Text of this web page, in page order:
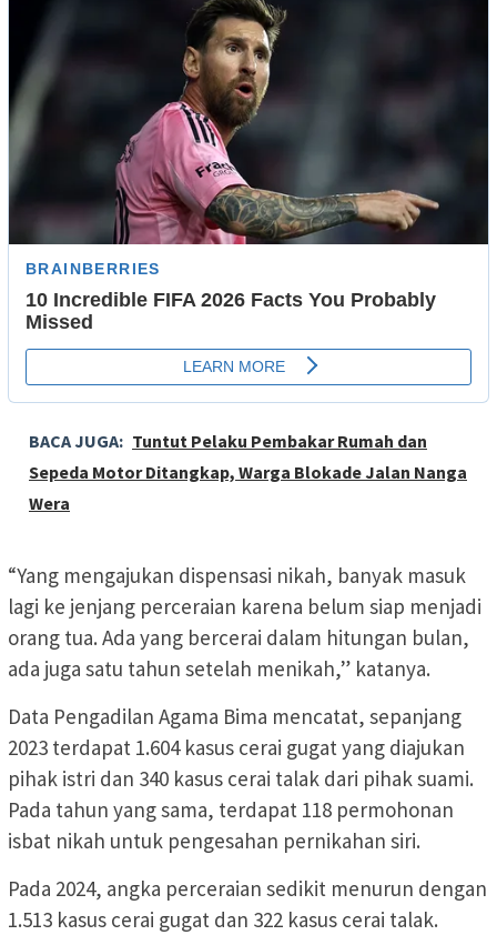
BACA JUGA: Tuntut Pelaku Pembakar Rumah dan
Sepeda Motor Ditangkap, Warga Blokade Jalan Nanga
Wera
“Yang mengajukan dispensasi nikah, banyak masuk
lagi ke jenjang perceraian karena belum siap menjadi
orang tua. Ada yang bercerai dalam hitungan bulan,
ada juga satu tahun setelah menikah,” katanya.
Data Pengadilan Agama Bima mencatat, sepanjang
2023 terdapat 1.604 kasus cerai gugat yang diajukan
pihak istri dan 340 kasus cerai talak dari pihak suami.
Pada tahun yang sama, terdapat 118 permohonan
isbat nikah untuk pengesahan pernikahan siri.
Pada 2024, angka perceraian sedikit menurun dengan
1.513 kasus cerai gugat dan 322 kasus cerai talak.